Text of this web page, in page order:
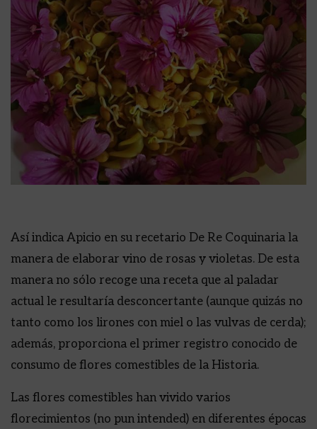
Así indica Apicio en su recetario De Re Coquinaria la
manera de elaborar vino de rosas y violetas. De esta
manera no sólo recoge una receta que al paladar
actual le resultaría desconcertante (aunque quizás no
tanto como los lirones con miel o las vulvas de cerda);
además, proporciona el primer registro conocido de
consumo de flores comestibles de la Historia.
Las flores comestibles han vivido varios
florecimientos (no pun intended) en diferentes épocas